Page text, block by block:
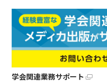
学会関連業務サポート